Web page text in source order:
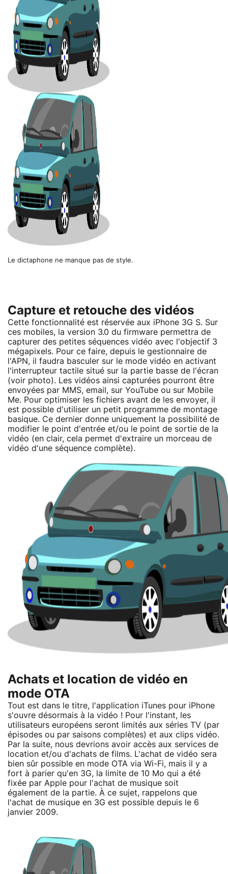
Le dictaphone ne manque pas de style.
Capture et retouche des vidéos
Cette fonctionnalité est réservée aux iPhone 3G S. Sur
ces mobiles, la version 3.0 du firmware permettra de
capturer des petites séquences vidéo avec l'objectif 3
mégapixels. Pour ce faire, depuis le gestionnaire de
l'APN, il faudra basculer sur le mode vidéo en activant
l'interrupteur tactile situé sur la partie basse de l'écran
(voir photo). Les vidéos ainsi capturées pourront être
envoyées par MMS, email, sur YouTube ou sur Mobile
Me. Pour optimiser les fichiers avant de les envoyer, il
est possible d'utiliser un petit programme de montage
basique. Ce dernier donne uniquement la possibilité de
modifier le point d'entrée et/ou le point de sortie de la
vidéo (en clair, cela permet d'extraire un morceau de
vidéo d'une séquence complète).
Achats et location de vidéo en
mode OTA
Tout est dans le titre, l'application iTunes pour iPhone
s'ouvre désormais à la vidéo ! Pour l'instant, les
utilisateurs européens seront limités aux séries TV (par
épisodes ou par saisons complètes) et aux clips vidéo.
Par la suite, nous devrions avoir accès aux services de
location et/ou d'achats de films. L'achat de vidéo sera
bien sûr possible en mode OTA via Wi-Fi, mais il y a
fort à parier qu'en 3G, la limite de 10 Mo qui a été
fixée par Apple pour l'achat de musique soit
également de la partie. À ce sujet, rappelons que
l'achat de musique en 3G est possible depuis le 6
janvier 2009.